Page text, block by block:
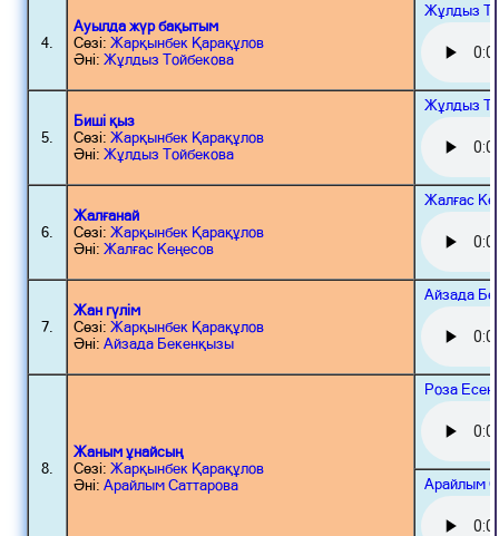
4.
Ауылда жүр бақытым
Сөзі: Жарқынбек Қарақұлов
Әні: Жұлдыз Тойбекова
Жұлдыз
5.
Биші қыз
Сөзі: Жарқынбек Қарақұлов
Әні: Жұлдыз Тойбекова
Жұлдыз
6.
Жалғанай
Сөзі: Жарқынбек Қарақұлов
Әні: Жалғас Кеңесов
Жалғас
7.
Жан гүлім
Сөзі: Жарқынбек Қарақұлов
Әні: Айзада Бекенқызы
Айзада
8.
Жаным ұнайсың
Сөзі: Жарқынбек Қарақұлов
Әні: Арайлым Саттарова
Роза
Арайлым